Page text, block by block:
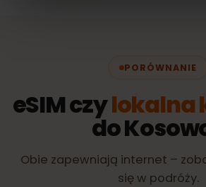
PORÓWNANIE
eSIM czylokalna
do
Obie zapewniają internet –
się w podróży.